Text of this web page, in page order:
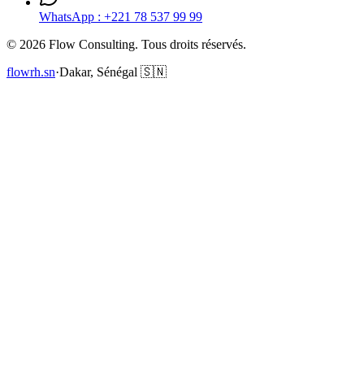
WhatsApp : +221 78 537 99 99
© 2026 Flow Consulting. Tous droits réservés.
flowrh.sn·Dakar, Sénégal 🇸🇳